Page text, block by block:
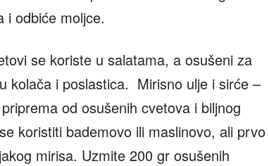
i odbiće moljce.
se koriste u salatama, a osušeni za
kolača i poslastica. Mirisno ulje i sirće –
od osušenih cvetova i biljnog
koristiti bademovo ili maslinovo, ali prvo
mirisa. Uzmite 200 gr osušenih